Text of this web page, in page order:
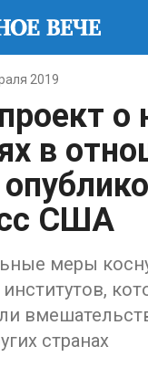
2019
о
в
США
меры
странах